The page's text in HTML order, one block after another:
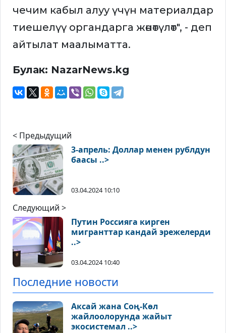
чечим кабыл алуу үчүн материалдар
тиешелүү органдарга жөнөтүлөт", - деп
айтылат маалыматта.
Булак: NazarNews.kg
< Предыдущий
3-апрель: Доллар менен рублдун
баасы ..>
03.04.2024 10:10
Следующий >
Путин Россияга кирген
мигранттар кандай эрежелерди
..>
03.04.2024 10:40
Последние новости
Аксай жана Соң-Көл
жайлоолорунда жайыт
экосистемал ..>